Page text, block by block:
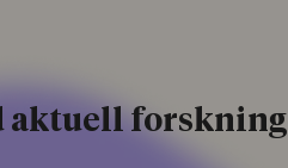
aktuell forskning